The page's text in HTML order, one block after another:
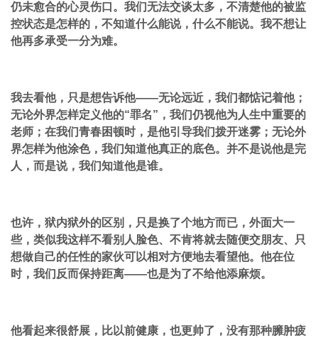
仍未愈合的心灵伤口。我们无法交谈太多，不清楚他的被监
控状态是怎样的，不知道什么能说，什么不能说。我不想让
他再多承受一分为难。
我去看他，只是想告诉他——无论远近，我们都惦记着他；
无论外界怎样定义他的“罪名”，我们仍视他为人生中重要的
老师；在我们青春困顿时，是他引导我们拨开迷雾；无论外
界怎样为他涂色，我们知道他真正的底色。并不是说他是完
人，而是说，我们知道他是谁。
也许，狱内狱外的区别，只是换了个地方而已，外面大一
些，类似我这样不看别人脸色、不肯将就去随便交朋友、只
想做自己的任性的家伙可以相对方便地去看望他。他在位
时，我们反而保持距离——也是为了不给他添麻烦。
他看起来很舒展，比以前健康，也更帅了，没有那种臃肿疲